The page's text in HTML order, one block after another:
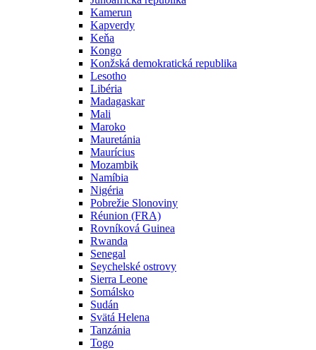
Kamerun
Kapverdy
Keňa
Kongo
Konžská demokratická republika
Lesotho
Libéria
Madagaskar
Mali
Maroko
Mauretánia
Maurícius
Mozambik
Namíbia
Nigéria
Pobrežie Slonoviny
Réunion (FRA)
Rovníková Guinea
Rwanda
Senegal
Seychelské ostrovy
Sierra Leone
Somálsko
Sudán
Svätá Helena
Tanzánia
Togo